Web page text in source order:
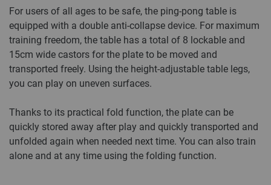
For users of all ages to be safe, the ping-pong table is
equipped with a double anti-collapse device. For maximum
training freedom, the table has a total of 8 lockable and
15cm wide castors for the plate to be moved and
transported freely. Using the height-adjustable table legs,
you can play on uneven surfaces.
Thanks to its practical fold function, the plate can be
quickly stored away after play and quickly transported and
unfolded again when needed next time. You can also train
alone and at any time using the folding function.